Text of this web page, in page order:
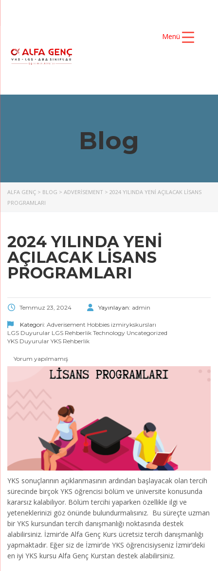
Menü
Blog
ALFA GENÇ > BLOG > ADVERISEMENT > 2024 YILINDA YENİ AÇILACAK LİSANS
PROGRAMLARI
2024 YILINDA YENİ
AÇILACAK LİSANS
PROGRAMLARI
Temmuz 23, 2024 Yayınlayan: admin
Kategori: Adverisement Hobbies izmirykskursları
LGS Duyurular LGS Rehberlik Technology Uncategorized
YKS Duyurular YKS Rehberlik
Yorum yapılmamış
YKS sonuçlarının açıklanmasının ardından başlayacak olan tercih
sürecinde birçok YKS öğrencisi bölüm ve üniversite konusunda
kararsız kalabiliyor. Bölüm tercihi yaparken özellikle ilgi ve
yeteneklerinizi göz önünde bulundurmalısınız. Bu süreçte uzman
bir YKS kursundan tercih danışmanlığı noktasında destek
alabilirsiniz. İzmir’de Alfa Genç Kurs ücretsiz tercih danışmanlığı
yapmaktadır. Eğer siz de İzmir’de YKS öğrencisiyseniz İzmir’deki
en iyi YKS kursu Alfa Genç Kurstan destek alabilirsiniz.